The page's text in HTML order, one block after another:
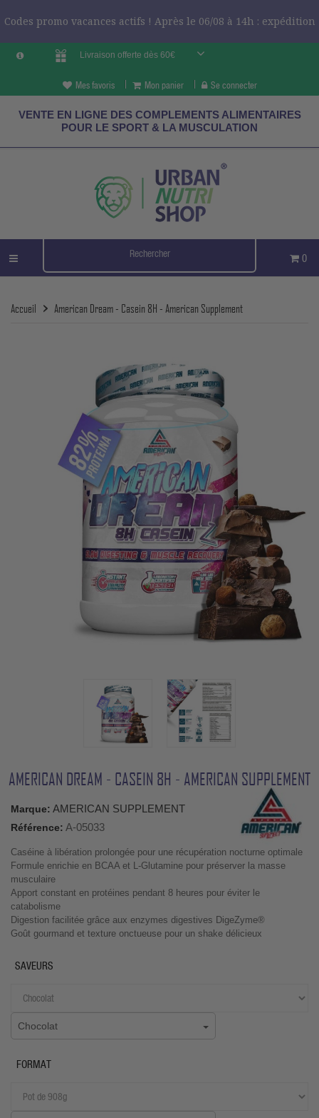
Codes promo vacances actifs ! Après le 06/08 à 14h : expédition
Livraison offerte dès 60€
Mes favoris Mon panier Se connecter
VENTE EN LIGNE DES COMPLEMENTS ALIMENTAIRES
POUR LE SPORT & LA MUSCULATION
0
Accueil American Dream - Casein 8H - American Supplement
AMERICAN DREAM - CASEIN 8H - AMERICAN SUPPLEMENT
Marque: AMERICAN SUPPLEMENT
Référence: A-05033
Caséine à libération prolongée pour une récupération nocturne optimale
Formule enrichie en BCAA et L-Glutamine pour préserver la masse
musculaire
Apport constant en protéines pendant 8 heures pour éviter le
catabolisme
Digestion facilitée grâce aux enzymes digestives DigeZyme®
Goût gourmand et texture onctueuse pour un shake délicieux
SAVEURS
Chocolat
FORMAT